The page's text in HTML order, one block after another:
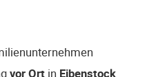
vor Ort in Eibenstock